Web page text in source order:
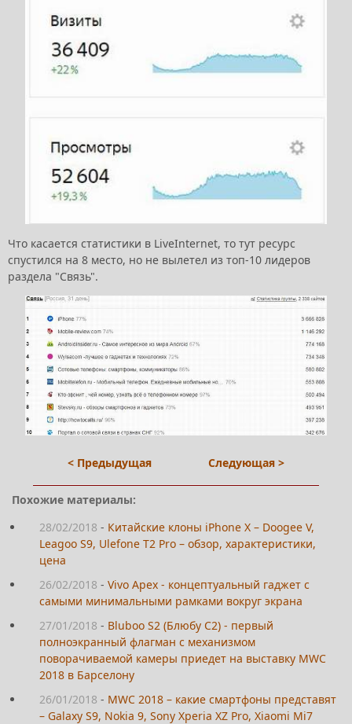
Что касается статистики в LiveInternet, то тут ресурс
спустился на 8 место, но не вылетел из топ-10 лидеров
раздела "Связь".
< Предыдущая Следующая >
Похожие материалы:
28/02/2018 - Китайские клоны iPhone X – Doogee V,
Leagoo S9, Ulefone T2 Pro – обзор, характеристики,
цена
26/02/2018 - Vivo Apex - концептуальный гаджет с
самыми минимальными рамками вокруг экрана
27/01/2018 - Bluboo S2 (Блюбу С2) - первый
полноэкранный флагман с механизмом
поворачиваемой камеры приедет на выставку MWC
2018 в Барселону
26/01/2018 - MWC 2018 – какие смартфоны представят
– Galaxy S9, Nokia 9, Sony Xperia XZ Pro, Xiaomi Mi7